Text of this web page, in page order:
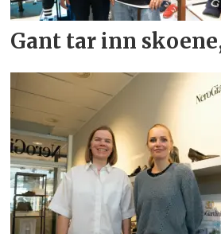
Gant tar inn